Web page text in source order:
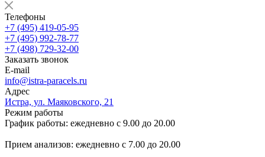
Телефоны
+7 (495) 419-05-95
+7 (495) 992-78-77
+7 (498) 729-32-00
Заказать звонок
E-mail
info@istra-paracels.ru
Адрес
Истра, ул. Маяковского, 21
Режим работы
График работы: ежедневно с 9.00 до 20.00
Прием анализов: ежедневно с 7.00 до 20.00